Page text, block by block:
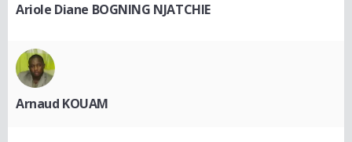
Ariole Diane BOGNING NJATCHIE
Arnaud KOUAM